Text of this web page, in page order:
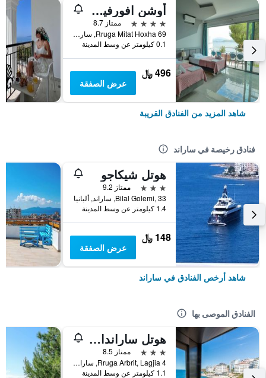
أوشن افورفيو سويتس
4 نجوم
ممتاز 8.7
Rruga Mitat Hoxha 69, ساراند, ألبانيا
0.1 كيلومتر عن وسط المدينة
496 ﷼
عرض الصفقة
شاهد المزيد من الفنادق القريبة
فنادق رخيصة في ساراند
هوتل شيكاجو
3 نجوم
ممتاز 9.2
Bilal Golemi, 33, ساراند, ألبانيا
1.4 كيلومتر عن وسط المدينة
148 ﷼
عرض الصفقة
شاهد أرخص الفنادق في ساراند
الفنادق الموصى بها
هوتل ساراندا بالاس
3 نجوم
ممتاز 8.5
Rruga Arbrit, Lagjia 4, ساراند, ألبانيا
1.1 كيلومتر عن وسط المدينة